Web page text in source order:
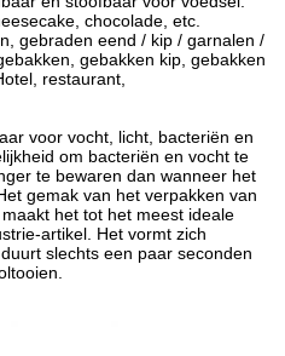
chocolade, etc.
gebraden eend / kip / garnalen /
gebakken kip, gebakken
restaurant,
voor vocht, licht, bacteriën en
om bacteriën en vocht te
te bewaren dan wanneer het
gemak van het verpakken van
het tot het meest ideale
artikel. Het vormt zich
slechts een paar seconden